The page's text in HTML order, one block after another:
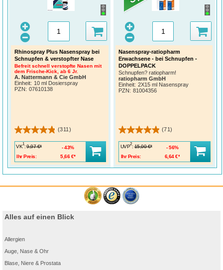
Rhinospray Plus Nasenspray bei
Schnupfen & verstopfter Nase
Befreit schnell verstopfte Nasen mit
dem Frische-Kick, ab 6 Jr.
A. Nattermann & Cie GmbH
Einheit: 10 ml Dosierspray
PZN : 07610138
(311)
VK
1
: 9,97 €*
Ihr Preis:
5,66 €*
43%
Nasenspray-ratiopharm
Erwachsene - bei Schnupfen -
DOPPELPACK
Schnupfen? ratiopharm!
ratiopharm GmbH
Einheit: 2X15 ml Nasenspray
PZN : 81004356
(71)
UVP
2
: 15,00 €*
Ihr Preis:
6,64 €*
56%
Alles auf einen Blick
Allergien
Auge, Nase & Ohr
Blase, Niere & Prostata